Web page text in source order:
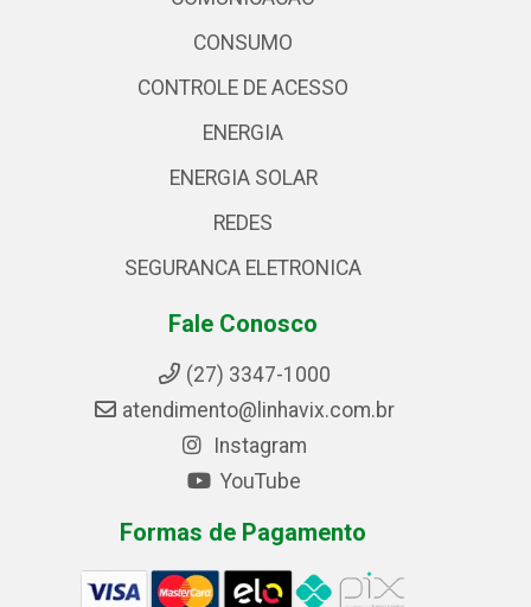
CONSUMO
CONTROLE DE ACESSO
ENERGIA
ENERGIA SOLAR
REDES
SEGURANCA ELETRONICA
Fale Conosco
(27) 3347-1000
atendimento@linhavix.com.br
Instagram
YouTube
Formas de Pagamento